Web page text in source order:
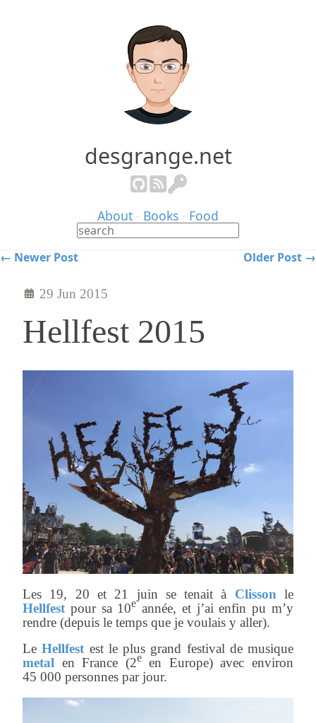
desgrange.net
About · Books · Food
← Newer Post Older Post →
29 Jun 2015
Hellfest 2015
Les 19, 20 et 21 juin se tenait à Clisson le
Hellfest pour sa 10e année, et j’ai enfin pu m’y
rendre (depuis le temps que je voulais y aller).
LeHellfestest le plus grand festival de musique
metal en France (2een Europe) avec environ
45 000 personnes par jour.